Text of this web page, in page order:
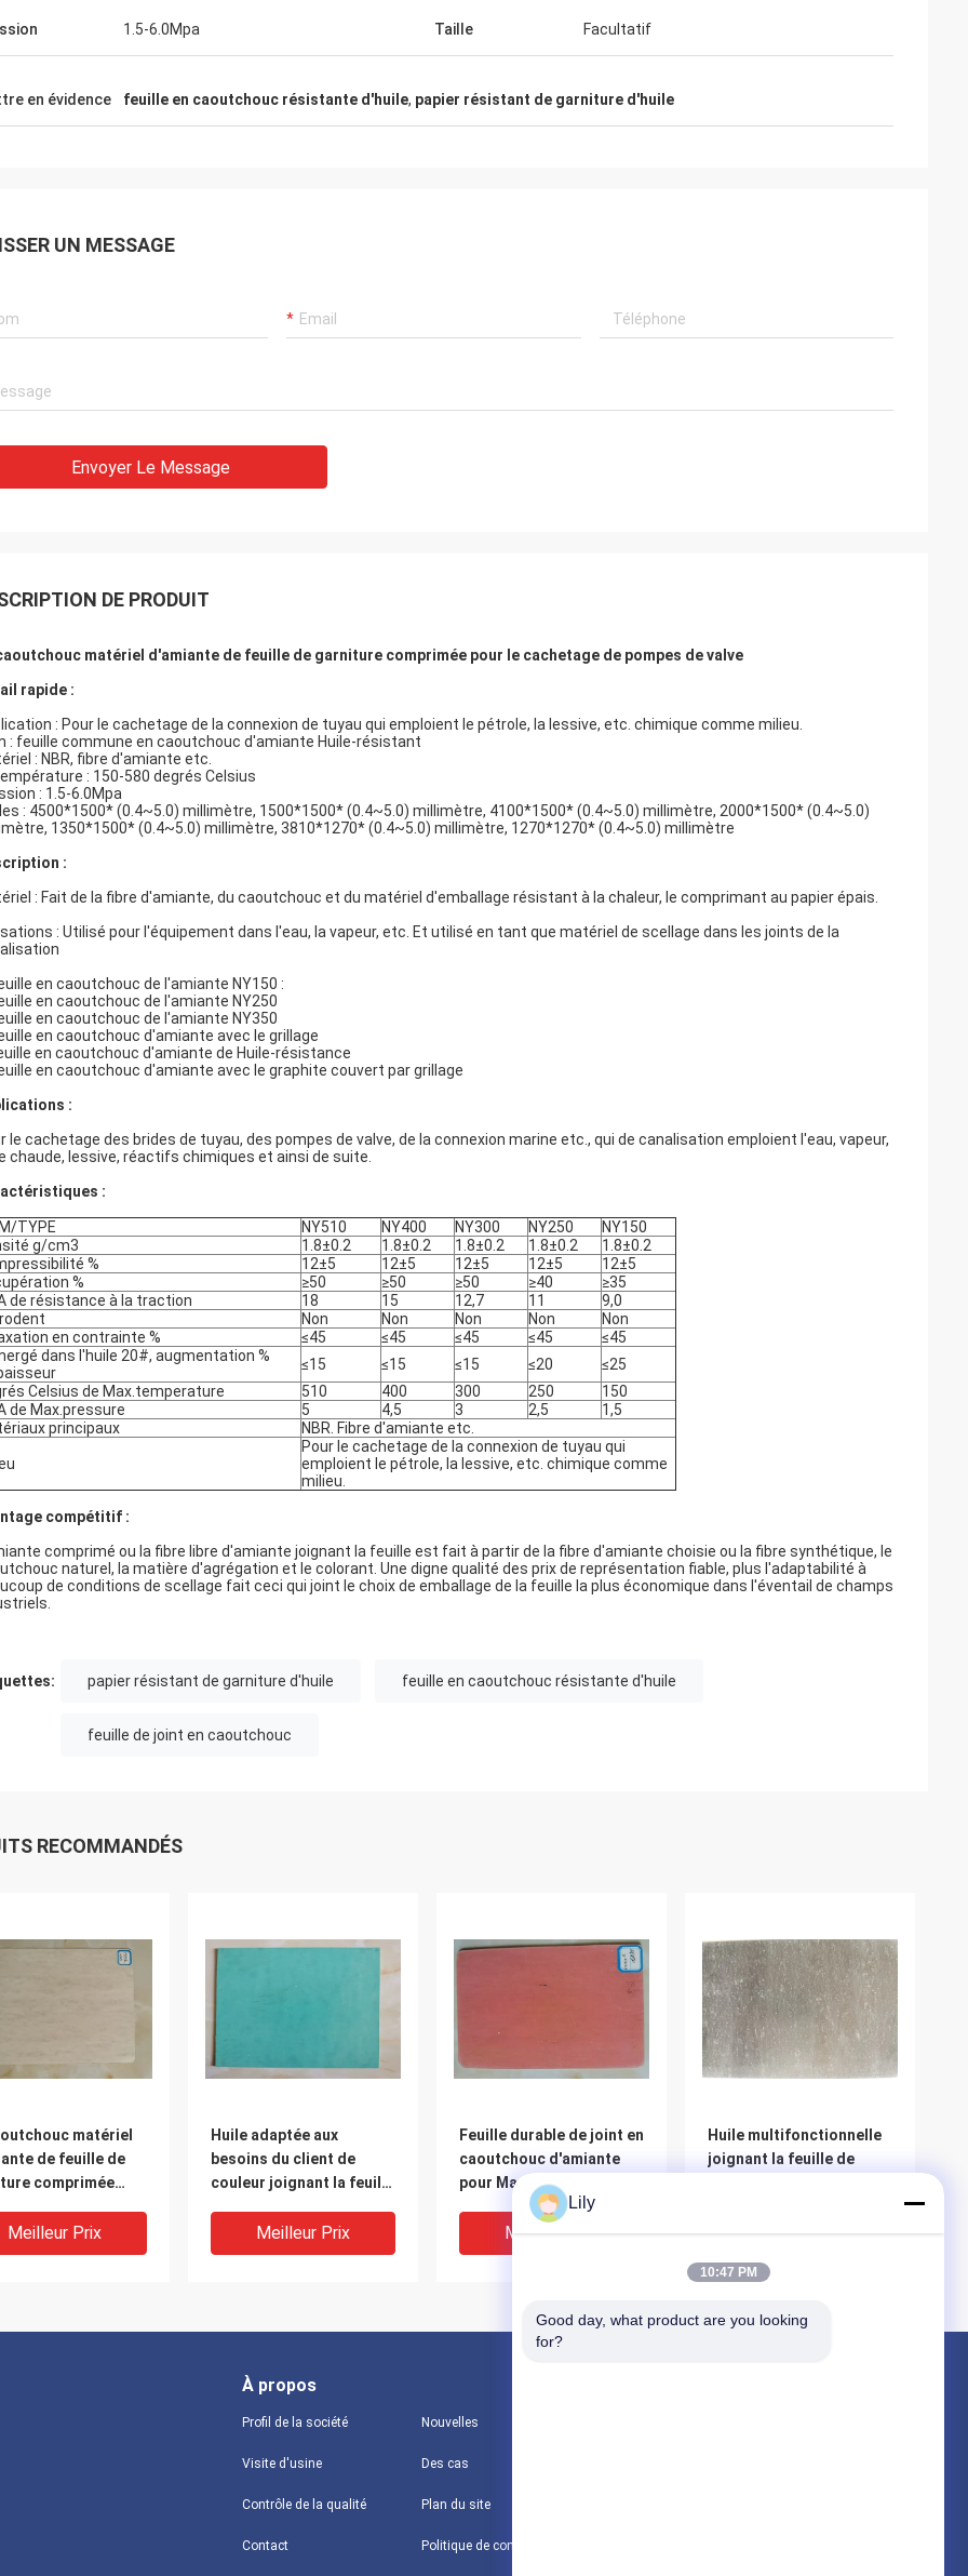
à la communication et au
commercial de support et très
1.5-6.0Mpa Taille Facultatif
en évidence feuille en caoutchouc résistante d'huile, papier résistant de garniture d'huile
UN MESSAGE
Envoyer Le Message
DE PRODUIT
matériel d'amiante de feuille de garniture comprimée pour le cachetage de pompes de valve
rapide :
: Pour le cachetage de la connexion de tuyau qui emploient le pétrole, la lessive, etc. chimique comme milieu.
: feuille commune en caoutchouc d'amiante Huile-résistant
: NBR, fibre d'amiante etc.
: 150-580 degrés Celsius
: 1.5-6.0Mpa
: 4500*1500* (0.4~5.0) millimètre, 1500*1500* (0.4~5.0) millimètre, 4100*1500* (0.4~5.0) millimètre, 2000*1500* (0.4~5.0)
1350*1500* (0.4~5.0) millimètre, 3810*1270* (0.4~5.0) millimètre, 1270*1270* (0.4~5.0) millimètre
:
: Fait de la fibre d'amiante, du caoutchouc et du matériel d'emballage résistant à la chaleur, le comprimant au papier épais.
: Utilisé pour l'équipement dans l'eau, la vapeur, etc. Et utilisé en tant que matériel de scellage dans les joints de la
en caoutchouc de l'amiante NY150 :
en caoutchouc de l'amiante NY250
en caoutchouc de l'amiante NY350
en caoutchouc d'amiante avec le grillage
en caoutchouc d'amiante de Huile-résistance
en caoutchouc d'amiante avec le graphite couvert par grillage
:
le cachetage des brides de tuyau, des pompes de valve, de la connexion marine etc., qui de canalisation emploient l'eau, vapeur,
chaude, lessive, réactifs chimiques et ainsi de suite.
:
TYPE NY510 NY400 NY300 NY250
NY150
g/cm3
1.8±0.2 1.8±0.2 1.8±0.2 1.8±0.2
1.8±0.2
%
12±5 12±5 12±5 12±5
12±5
%
≥50 ≥50 ≥50 ≥40
≥35
de résistance à la traction
18 15 12,7 11
9,0
Non Non Non Non
Non
en contrainte %
≤45 ≤45 ≤45 ≤45
≤45
dans l'huile 20#, augmentation %
≤15 ≤15 ≤15 ≤20
≤25
Celsius de Max.temperature
510 400 300 250
150
de Max.pressure
5 4,5 3 2,5
1,5
principaux
NBR. Fibre d'amiante etc.
Pour le cachetage de la connexion de tuyau qui
emploient le pétrole, la lessive, etc. chimique comme
milieu.
compétitif :
comprimé ou la fibre libre d'amiante joignant la feuille est fait à partir de la fibre d'amiante choisie ou la fibre synthétique, le
naturel, la matière d'agrégation et le colorant. Une digne qualité des prix de représentation fiable, plus l'adaptabilité à
de conditions de scellage fait ceci qui joint le choix de emballage de la feuille la plus économique dans l'éventail de champs
papier résistant de garniture d'huile feuille en caoutchouc résistante d'huile
feuille de joint en caoutchouc
RECOMMANDÉS
matériel
de feuille de
comprimée
de valve
Meilleur Prix
Huile adaptée aux
besoins du client de
couleur joignant la feuille
résistante à la chaleur de
garniture
Meilleur Prix
Feuille durable de joint en
caoutchouc d'amiante
pour Marine Pipeline
Connection Sealing
Meilleur Prix
Huile multifonctionnelle
joignant la feuille de
Meilleur Prix
Huile en caoutchouc
Matériel résistant de
À propos
Profil de la société
Visite d'usine
Contrôle de la qualité
Contact
Nouvelles
Des cas
Plan du site
Lily
10:47 PM
Good day, what product are you looking
for?